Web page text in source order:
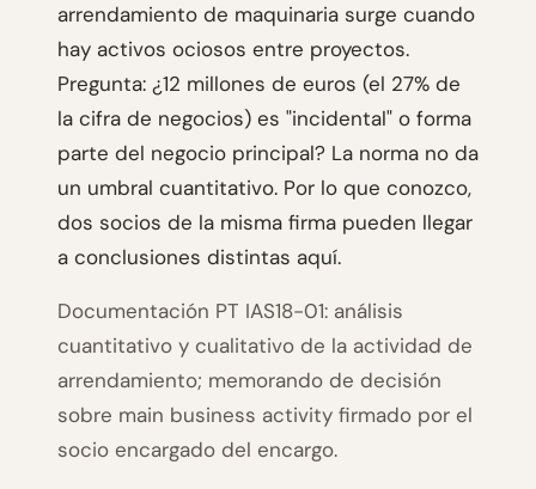
arrendamiento de maquinaria surge cuando
hay activos ociosos entre proyectos.
Pregunta: ¿12 millones de euros (el 27% de
la cifra de negocios) es "incidental" o forma
parte del negocio principal? La norma no da
un umbral cuantitativo. Por lo que conozco,
dos socios de la misma firma pueden llegar
a conclusiones distintas aquí.
Documentación PT IAS18-01: análisis
cuantitativo y cualitativo de la actividad de
arrendamiento; memorando de decisión
sobre main business activity firmado por el
socio encargado del encargo.